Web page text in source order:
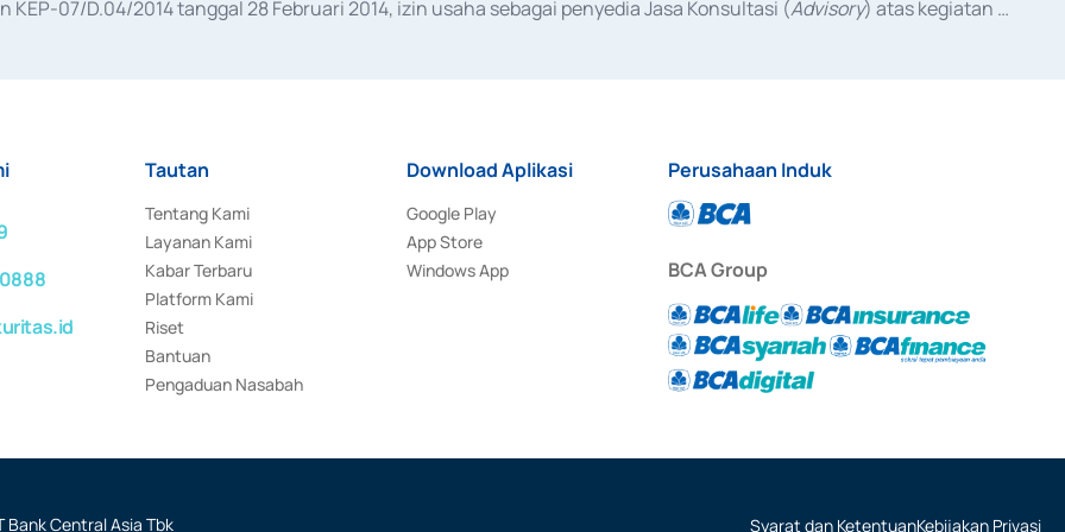
KEP-07/D.04/2014 tanggal 28 Februari 2014, izin usaha sebagai penyedia Jasa Konsultasi (Advisory) atas kegiatan
Tautan
Tentang Kami
Layanan Kami
Kabar Terbaru
Platform Kami
Riset
Bantuan
Pengaduan Nasabah
Download Aplikasi
Google Play
App Store
Windows App
Perusahaan Induk
BCA Group
Bank Central Asia Tbk
Syarat dan KetentuanKebijakan Privasi